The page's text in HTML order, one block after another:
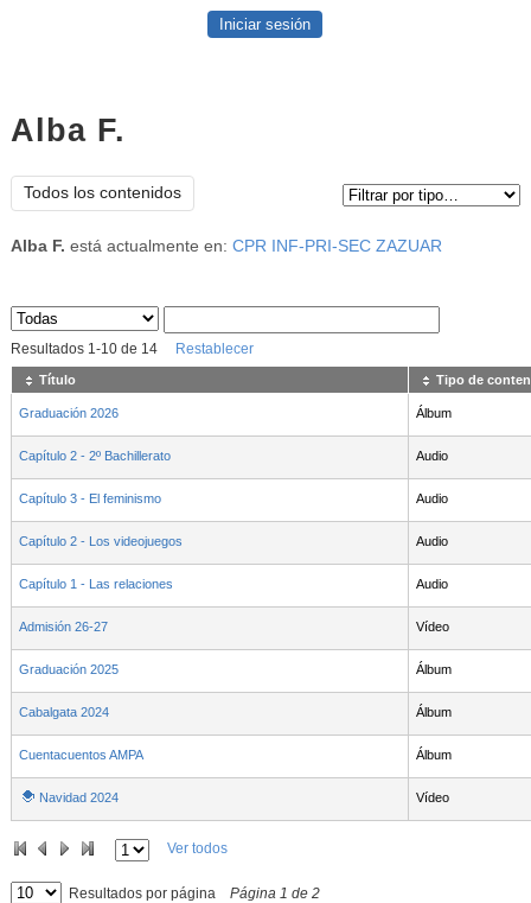
Iniciar sesión
Alba F.
Todos los contenidos
Alba F. está actualmente en: CPR INF-PRI-SEC ZAZUAR
Sus archivos
Resultados 1-10de 14 Restablecer
Título Tipo de
Graduación 2026 Álbum
Capítulo 2 - 2º Bachillerato Audio
Capítulo 3 - El feminismo Audio
Capítulo 2 - Los videojuegos Audio
Capítulo 1 - Las relaciones Audio
Admisión 26-27 Vídeo
Graduación 2025 Álbum
Cabalgata 2024 Álbum
Cuentacuentos AMPA Álbum
Navidad 2024 Vídeo
Ver todos
Resultados por página Página 1 de 2